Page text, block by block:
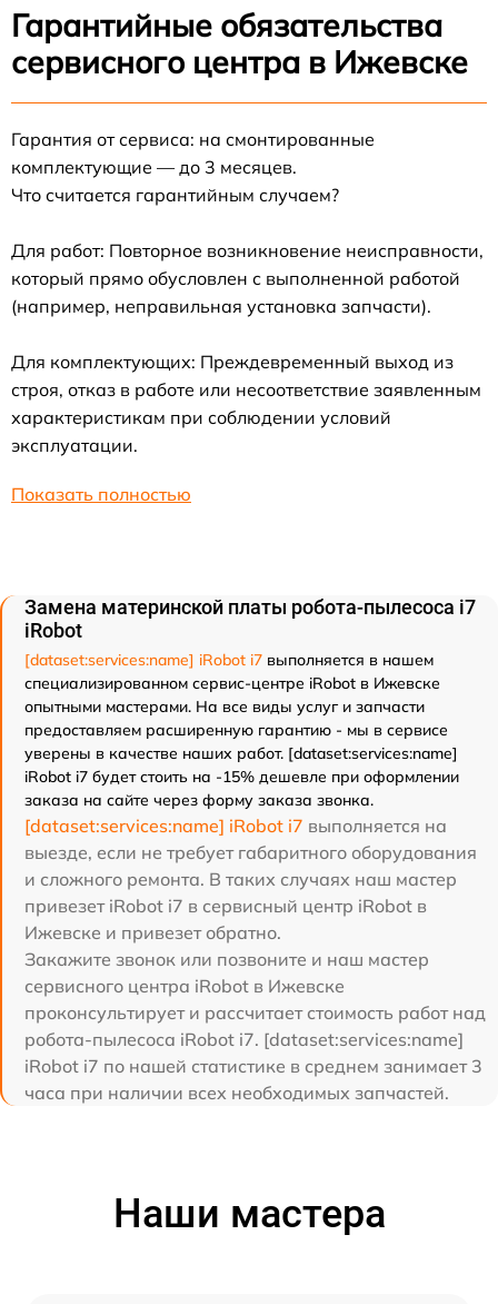
Гарантийные обязательства
сервисного центра в Ижевске
Гарантия от сервиса: на смонтированные
комплектующие — до 3 месяцев.
Что считается гарантийным случаем?
Для работ: Повторное возникновение неисправности,
который прямо обусловлен с выполненной работой
(например, неправильная установка запчасти).
Для комплектующих: Преждевременный выход из
строя, отказ в работе или несоответствие заявленным
характеристикам при соблюдении условий
эксплуатации.
Показать полностью
Замена материнской платы робота-пылесоса i7
iRobot
[dataset:services:name] iRobot i7 выполняется в нашем
специализированном сервис-центре iRobot в Ижевске
опытными мастерами. На все виды услуг и запчасти
предоставляем расширенную гарантию - мы в сервисе
уверены в качестве наших работ. [dataset:services:name]
iRobot i7 будет стоить на -15% дешевле при оформлении
заказа на сайте через форму заказа звонка.
[dataset:services:name] iRobot i7 выполняется на
выезде, если не требует габаритного оборудования
и сложного ремонта. В таких случаях наш мастер
привезет iRobot i7 в сервисный центр iRobot в
Ижевске и привезет обратно.
Закажите звонок или позвоните и наш мастер
сервисного центра iRobot в Ижевске
проконсультирует и рассчитает стоимость работ над
робота-пылесоса iRobot i7. [dataset:services:name]
iRobot i7 по нашей статистике в среднем занимает 3
часа при наличии всех необходимых запчастей.
Наши мастера